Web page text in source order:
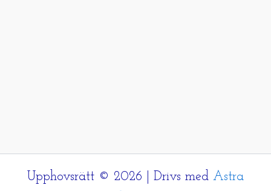
Upphovsrätt © 2026 | Drivs med Astra